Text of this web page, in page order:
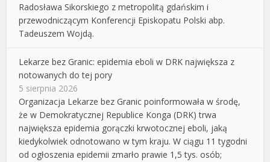
Radosława Sikorskiego z metropolitą gdańskim i
przewodniczącym Konferencji Episkopatu Polski abp.
Tadeuszem Wojdą.
Lekarze bez Granic: epidemia eboli w DRK największa z
notowanych do tej pory
5 sierpnia 2026
Organizacja Lekarze bez Granic poinformowała w środę,
że w Demokratycznej Republice Konga (DRK) trwa
największa epidemia gorączki krwotocznej eboli, jaką
kiedykolwiek odnotowano w tym kraju. W ciągu 11 tygodni
od ogłoszenia epidemii zmarło prawie 1,5 tys. osób;